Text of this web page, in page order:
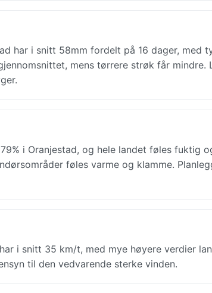
har i snitt 58mm fordelt på 16 dager, med
mens tørrere strøk får
i Oranjestad, og hele landet føles fuktig
føles varme og klamme.
i snitt 35 km/t, med mye høyere verdier
til den vedvarende sterke vinden.